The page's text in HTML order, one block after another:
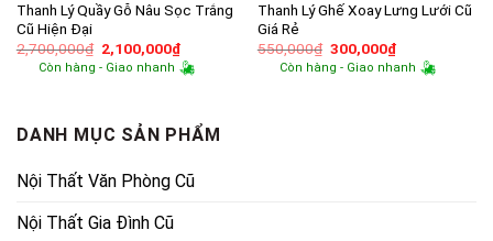
Thanh Lý Quầy Gỗ Nâu Sọc Trắng
Cũ Hiện Đại
2,700,000₫ Giá
gốc
là:
2,100,000₫Giá
hiện
tại
Còn hàng - Giao nhanh
Thanh Lý Ghế Xoay Lưng Lưới Cũ
Giá Rẻ
550,000₫ Giá
gốc
là:
300,000₫Giá
hiện
tại
Còn hàng - Giao nhanh
DANH MỤC SẢN PHẨM
Nội Thất Văn Phòng Cũ
Nội Thất Gia Đình Cũ